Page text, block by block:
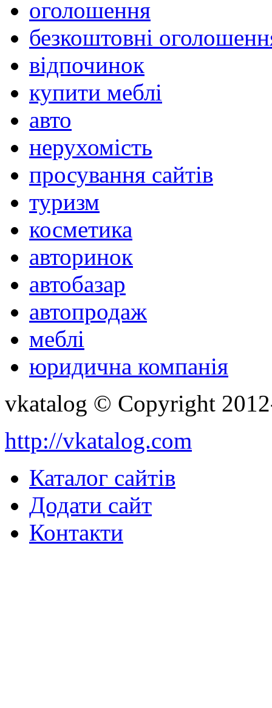
оголошення
безкоштовні
відпочинок
купити меблі
авто
нерухомість
просування сайтів
туризм
косметика
авторинок
автобазар
автопродаж
меблі
юридична компанія
vkatalog © Copyright
http://vkatalog.com
Каталог сайтів
Додати сайт
Контакти